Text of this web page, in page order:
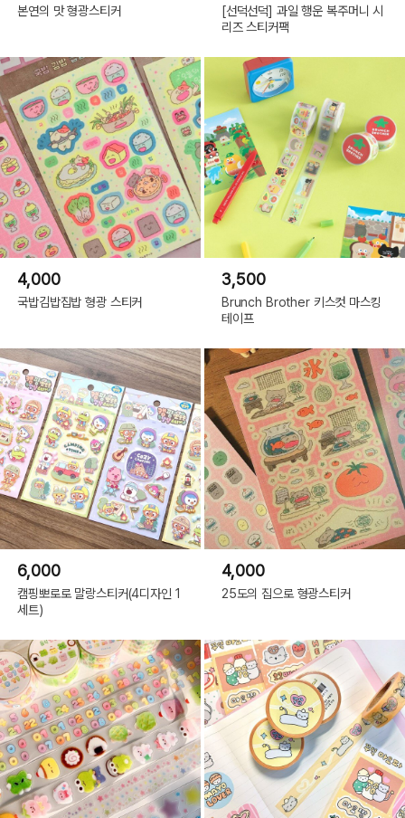
본연의 맛 형광스티커
[선덕선덕] 과일 행운 복주머니 시
리즈 스티커팩
4,000
국밥김밥집밥 형광 스티커
3,500
Brunch Brother 키스컷 마스킹
테이프
6,000
캠핑뽀로로 말랑스티커(4디자인 1
세트)
4,000
25도의 집으로 형광스티커